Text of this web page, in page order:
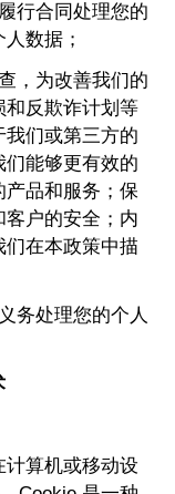
行合同处理您的
数据；
，为改善我们的
和反欺诈计划等
我们或第三方的
能够更有效的
产品和服务；保
户的安全；内
在本政策中描
务处理您的个人
算机或移动设